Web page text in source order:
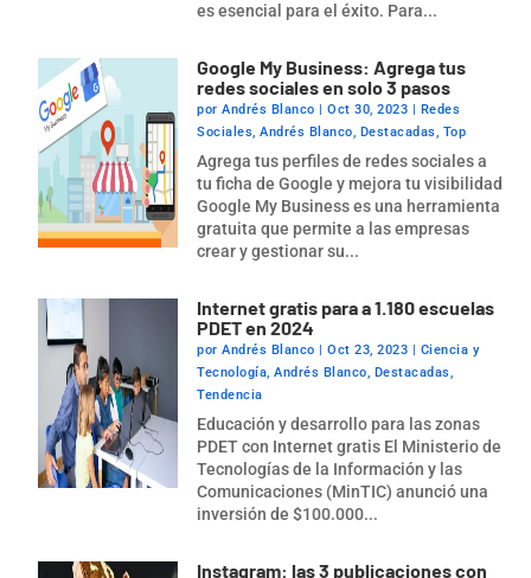
es esencial para el éxito. Para...
Google My Business: Agrega tus
redes sociales en solo 3 pasos
porAndrés Blanco |Oct 30, 2023 | Redes
Sociales,Andrés Blanco, Destacadas, Top
Agrega tus perfiles de redes sociales a
tu ficha de Google y mejora tu visibilidad
Google My Business es una herramienta
gratuita que permite a las empresas
crear y gestionar su...
Internet gratis para a 1.180 escuelas
PDET en 2024
porAndrés Blanco |Oct 23, 2023 | Ciencia y
Tecnología,Andrés Blanco, Destacadas,
Tendencia
Educación y desarrollo para las zonas
PDET con Internet gratis El Ministerio de
Tecnologías de la Información y las
Comunicaciones (MinTIC) anunció una
inversión de $100.000...
Instagram: las 3 publicaciones con